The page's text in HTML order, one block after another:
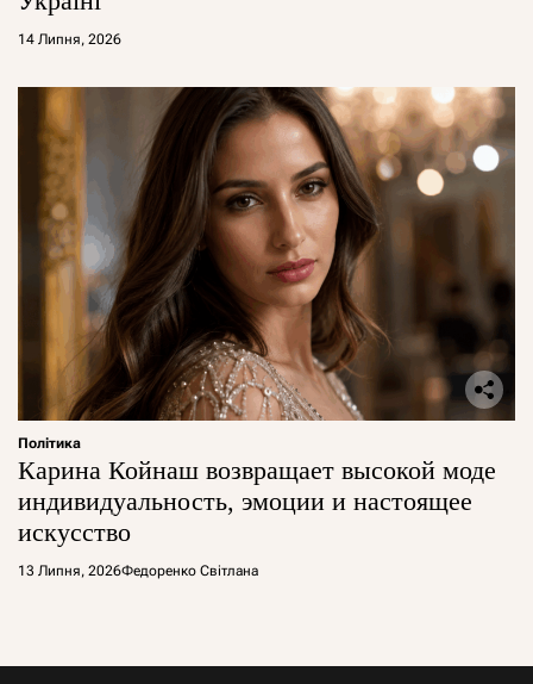
14 Липня, 2026
Політика
Карина Койнаш возвращает высокой моде
индивидуальность, эмоции и настоящее
искусство
13 Липня, 2026Федоренко Світлана